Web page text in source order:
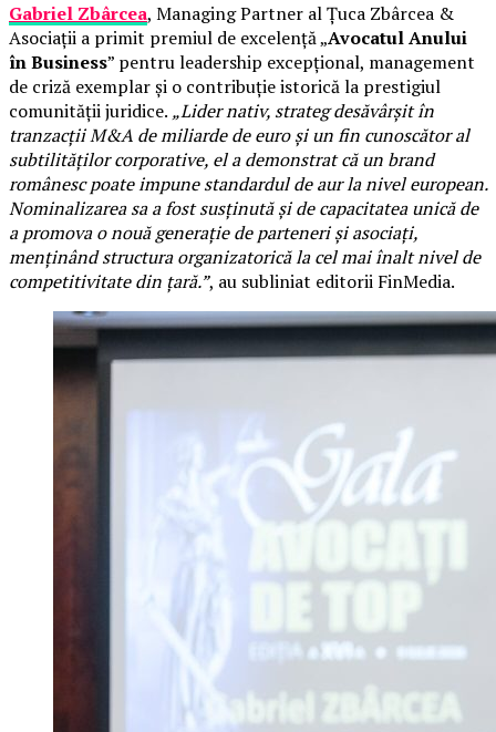
Gabriel Zbârcea, Managing Partner al Țuca Zbârcea &
Asociații a primit premiul de excelență „Avocatul Anului
în Business” pentru leadership excepțional, management
de criză exemplar și o contribuție istorică la prestigiul
comunității juridice. „Lider nativ, strateg desăvârșit în
tranzacții M&A de miliarde de euro și un fin cunoscător al
subtilităților corporative, el a demonstrat că un brand
românesc poate impune standardul de aur la nivel european.
Nominalizarea sa a fost susținută și de capacitatea unică de
a promova o nouă generație de parteneri și asociați,
menținând structura organizatorică la cel mai înalt nivel de
competitivitate din țară.”, au subliniat editorii FinMedia.